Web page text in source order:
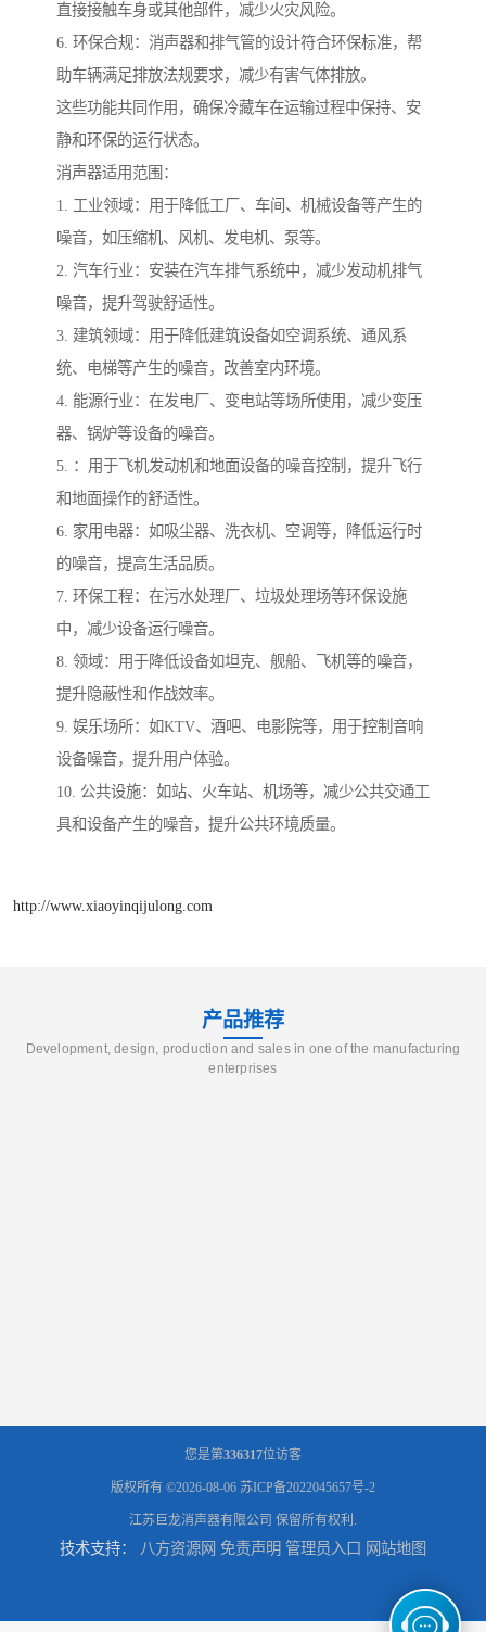
直接接触车身或其他部件，减少火灾风险。
6. 环保合规：消声器和排气管的设计符合环保标准，帮
助车辆满足排放法规要求，减少有害气体排放。
这些功能共同作用，确保冷藏车在运输过程中保持、安
静和环保的运行状态。
消声器适用范围：
1. 工业领域：用于降低工厂、车间、机械设备等产生的
噪音，如压缩机、风机、发电机、泵等。
2. 汽车行业：安装在汽车排气系统中，减少发动机排气
噪音，提升驾驶舒适性。
3. 建筑领域：用于降低建筑设备如空调系统、通风系
统、电梯等产生的噪音，改善室内环境。
4. 能源行业：在发电厂、变电站等场所使用，减少变压
器、锅炉等设备的噪音。
5. ：用于飞机发动机和地面设备的噪音控制，提升飞行
和地面操作的舒适性。
6. 家用电器：如吸尘器、洗衣机、空调等，降低运行时
的噪音，提高生活品质。
7. 环保工程：在污水处理厂、垃圾处理场等环保设施
中，减少设备运行噪音。
8. 领域：用于降低设备如坦克、舰船、飞机等的噪音，
提升隐蔽性和作战效率。
9. 娱乐场所：如KTV、酒吧、电影院等，用于控制音响
设备噪音，提升用户体验。
10. 公共设施：如站、火车站、机场等，减少公共交通工
具和设备产生的噪音，提升公共环境质量。
http://www.xiaoyinqijulong.com
产品推荐
Development, design, production and sales in one of the manufacturing
enterprises
您是第336317位访客
版权所有 ©2026-08-06 苏ICP备2022045657号-2
江苏巨龙消声器有限公司 保留所有权利.
技术支持： 八方资源网 免责声明 管理员入口 网站地图